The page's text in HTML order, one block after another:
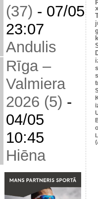
(37) - 07/05
23:07
Andulis
Rīga –
Valmiera
2026 (5) -
04/05
10:45
Hiēna